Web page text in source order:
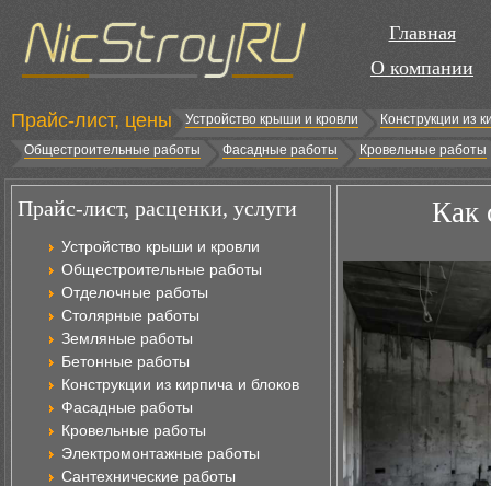
Главная
О компании
Прайс-лист, цены Устройство крыши и кровли
Конструкции из
Общестроительные работы
Фасадные работы Кровельные работы
Прайс-лист, расценки, услуги
Устройство крыши и кровли
Общестроительные работы
Отделочные работы
Столярные работы
Земляные работы
Бетонные работы
Конструкции из кирпича и блоков
Фасадные работы
Кровельные работы
Электромонтажные работы
Сантехнические работы
Как